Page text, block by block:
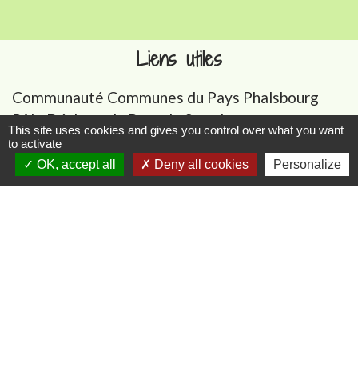
Liens utiles
Communauté Communes du Pays Phalsbourg
Pôle Déchets du Pays de Sarrebourg
Conseil départemental de la Moselle (57)
Service-public.fr
Conseil régional du Grand Est
This site uses cookies and gives you control over what you want
to activate
OK, accept all
Deny all cookies Personalize